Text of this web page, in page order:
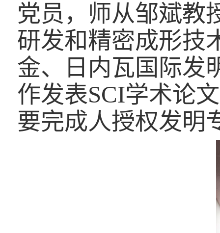
党员，师从邹斌教
研发和精密成形技
金、日内瓦国际发
作发表SCI学术论文
要完成人授权发明